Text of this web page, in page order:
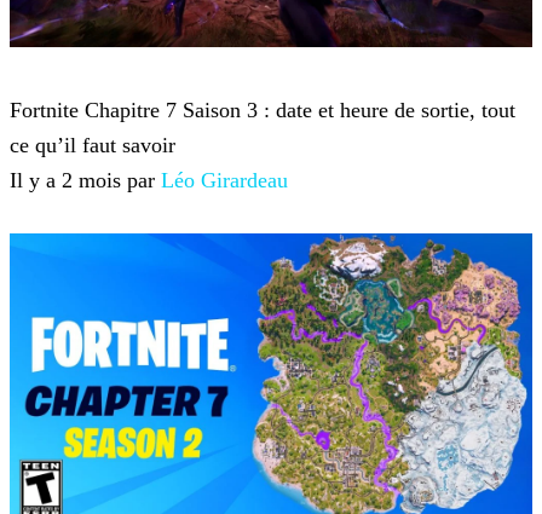
Fortnite Chapitre 7 Saison 3 : date et heure de sortie, tout
ce qu’il faut savoir
Il y a 2 mois par Léo Girardeau